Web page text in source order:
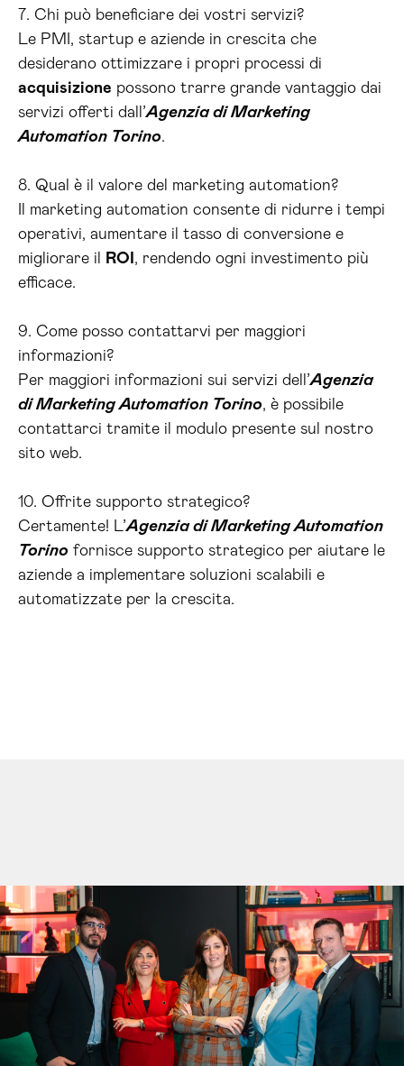
7. Chi può beneficiare dei vostri servizi?
Le PMI, startup e aziende in crescita che
desiderano ottimizzare i propri processi di
acquisizione possono trarre grande vantaggio dai
servizi offerti dall’Agenzia di Marketing
Automation Torino.
8. Qual è il valore del marketing automation?
Il marketing automation consente di ridurre i tempi
operativi, aumentare il tasso di conversione e
migliorare il
ROI , rendendo ogni investimento più
efficace.
9. Come posso contattarvi per maggiori
informazioni?
Per maggiori informazioni sui servizi dell’Agenzia
di Marketing Automation Torino, è possibile
contattarci tramite il modulo presente sul nostro
sito web.
10. Offrite supporto strategico?
Certamente! L’Agenzia di Marketing Automation
Torino fornisce supporto strategico per aiutare le
aziende a implementare soluzioni scalabili e
automatizzate per la crescita.